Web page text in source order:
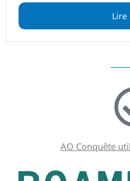
Lire
AO Conquête